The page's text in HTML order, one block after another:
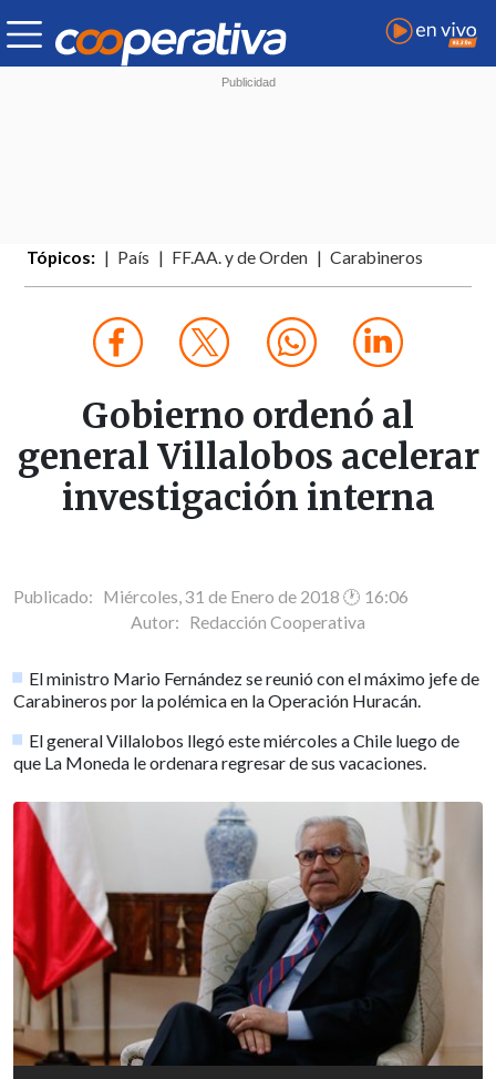
Tópicos: País FF.AA. y de Orden Carabineros
Gobierno ordenó al
general Villalobos acelerar
investigación interna
Publicado: Miércoles, 31 de Enero de 2018 🕐 16:06
Autor: Redacción Cooperativa
El ministro Mario Fernández se reunió con el máximo jefe de
Carabineros por la polémica en la Operación Huracán.
El general Villalobos llegó este miércoles a Chile luego de
que La Moneda le ordenara regresar de sus vacaciones.